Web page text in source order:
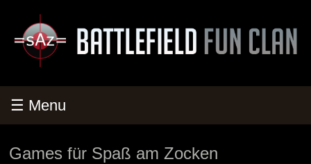
☰ Menu
Games für Spaß am Zocken